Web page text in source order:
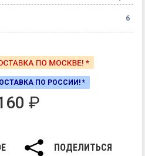
6
ПО РОССИИ! *
₽
ПОДЕЛИТЬСЯ